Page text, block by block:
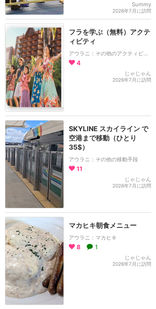
Summy
2026年7月に訪問
フラを学ぶ（無料）アクテ
ィビティ
アウラニ：その他のアクティビティ
4
じゃじゃん
2026年7月に訪問
SKYLINE スカイライン で
空港まで移動（ひとり
35$）
アウラニ：その他の移動手段
11
じゃじゃん
2026年7月に訪問
マカヒキ朝食メニュー
アウラニ：マカヒキ
8 1
じゃじゃん
2026年7月に訪問